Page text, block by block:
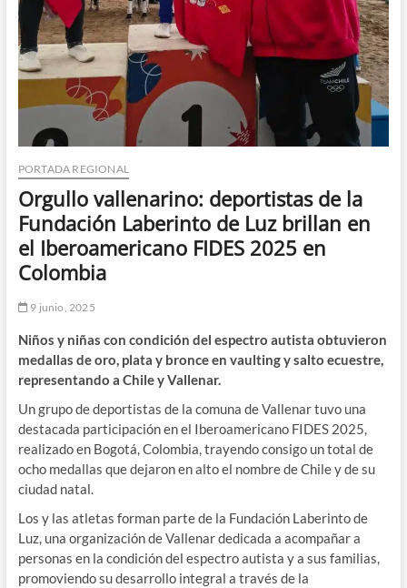
PORTADA REGIONAL
Orgullo vallenarino: deportistas de la
Fundación Laberinto de Luz brillan en
el Iberoamericano FIDES 2025 en
Colombia
9 junio, 2025
Niños y niñas con condición del espectro autista obtuvieron
medallas de oro, plata y bronce en vaulting y salto ecuestre,
representando a Chile y Vallenar.
Un grupo de deportistas de la comuna de Vallenar tuvo una
destacada participación en el Iberoamericano FIDES 2025,
realizado en Bogotá, Colombia, trayendo consigo un total de
ocho medallas que dejaron en alto el nombre de Chile y de su
ciudad natal.
Los y las atletas forman parte de la Fundación Laberinto de
Luz, una organización de Vallenar dedicada a acompañar a
personas en la condición del espectro autista y a sus familias,
promoviendo su desarrollo integral a través de la